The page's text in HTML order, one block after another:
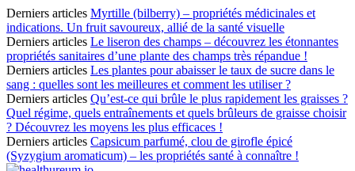
Derniers articles Myrtille (bilberry) – propriétés médicinales et
indications. Un fruit savoureux, allié de la santé visuelle
Derniers articles Le liseron des champs – découvrez les étonnantes
propriétés sanitaires d’une plante des champs très répandue !
Derniers articles Les plantes pour abaisser le taux de sucre dans le
sang : quelles sont les meilleures et comment les utiliser ?
Derniers articles Qu’est-ce qui brûle le plus rapidement les graisses ?
Quel régime, quels entraînements et quels brûleurs de graisse choisir
? Découvrez les moyens les plus efficaces !
Derniers articles Capsicum parfumé, clou de girofle épicé
(Syzygium aromaticum) – les propriétés santé à connaître !